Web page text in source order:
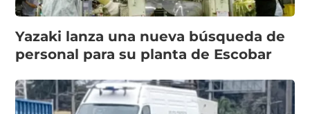
Yazaki lanza una nueva búsqueda de
personal para su planta de Escobar